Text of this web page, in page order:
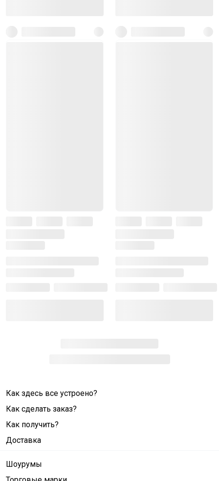
Как здесь все устроено?
Как сделать заказ?
Как получить?
Доставка
Шоурумы